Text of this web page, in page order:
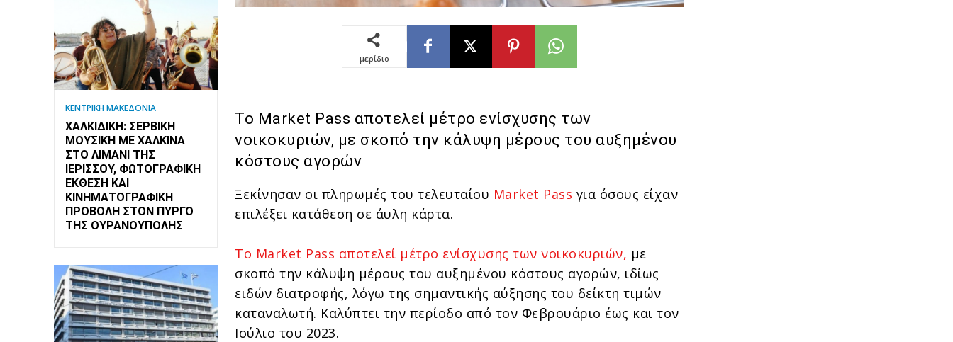
ΚΕΝΤΡΙΚΗ ΜΑΚΕΔΟΝΙΑ
ΧΑΛΚΙΔΙΚΉ: ΣΕΡΒΙΚΉ
ΜΟΥΣΙΚΉ ΜΕ ΧΆΛΚΙΝΑ
ΣΤΟ ΛΙΜΆΝΙ ΤΗΣ
ΙΕΡΙΣΣΟΎ, ΦΩΤΟΓΡΑΦΙΚΉ
ΈΚΘΕΣΗ ΚΑΙ
ΚΙΝΗΜΑΤΟΓΡΑΦΙΚΉ
ΠΡΟΒΟΛΉ ΣΤΟΝ ΠΎΡΓΟ
ΤΗΣ ΟΥΡΑΝΟΎΠΟΛΗΣ
μερίδιο
Το Market Pass αποτελεί μέτρο ενίσχυσης των
νοικοκυριών, με σκοπό την κάλυψη μέρους του αυξημένου
κόστους αγορών
Ξεκίνησαν οι πληρωμές του τελευταίου Market Pass για όσους είχαν
επιλέξει κατάθεση σε άυλη κάρτα.
Το Market Pass αποτελεί μέτρο ενίσχυσης των νοικοκυριών, με
σκοπό την κάλυψη μέρους του αυξημένου κόστους αγορών, ιδίως
ειδών διατροφής, λόγω της σημαντικής αύξησης του δείκτη τιμών
καταναλωτή. Καλύπτει την περίοδο από τον Φεβρουάριο έως και τον
Ιούλιο του 2023.